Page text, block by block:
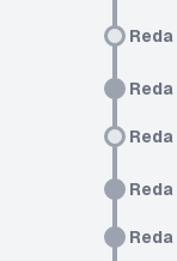
Reda
Reda
Reda
Reda
Reda